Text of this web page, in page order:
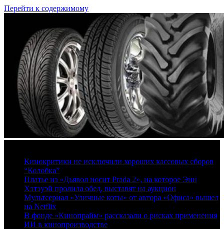
Перейти к содержимому
Кинокритики не исключили хороших кассовых сборов
“Колобка”
Платье из «Дьявол носит Prada 2», на которое Энн
Хэтэуэй пролила обед, выставят на аукцион
Мультсериал «Уличные коты» от автора «Офиса» вышел
на Netflix
В фонде «Кинопрайм» рассказали о рисках применения
ИИ в кинопроизводстве